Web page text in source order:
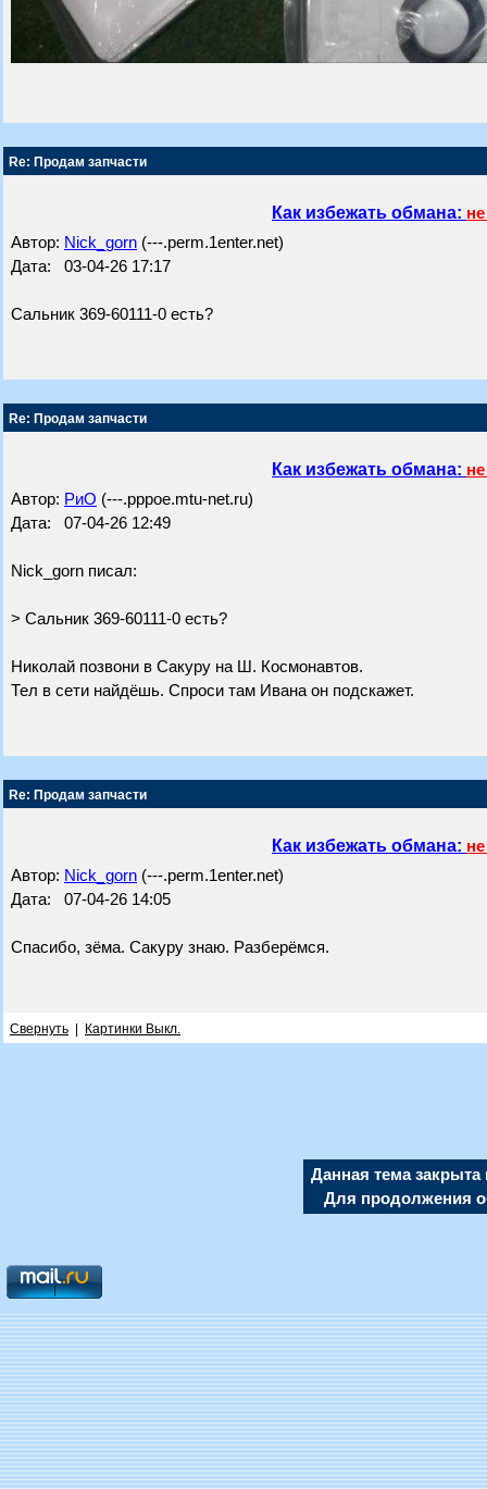
Re: Продам запчасти
Как избежать обмана:
Автор: Nick_gorn (---.perm.1enter.net)
Дата: 03-04-26 17:17
Сальник 369-60111-0 есть?
Re: Продам запчасти
Как избежать обмана:
Автор: РиО (---.pppoe.mtu-net.ru)
Дата: 07-04-26 12:49
Nick_gorn писал:
> Сальник 369-60111-0 есть?
Николай позвони в Сакуру на Ш. Космонавтов.
Тел в сети найдёшь. Спроси там Ивана он подскажет.
Re: Продам запчасти
Как избежать обмана:
Автор: Nick_gorn (---.perm.1enter.net)
Дата: 07-04-26 14:05
Спасибо, зёма. Сакуру знаю. Разберёмся.
Свернуть Картинки Выкл.
Данная тема закрыта
Для продолжения